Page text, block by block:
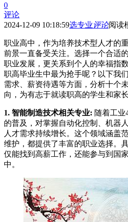
0
评论
2024-12-09 10:18:59选专业评论阅读
职业高中，作为培养技术型人才的
前景一直备受关注。选择一个合适
职业发展，更关系到个人的幸福指
职高毕业生中最为抢手呢？以下我
需求、薪资待遇等方面，分析十个
向，为有志于就读职高的学生和家
1. 智能制造技术相关专业: 随着工业
的普及，对掌握自动化控制、机器
人才需求持续增长。这个领域涵盖
维护，都提供了丰富的职业选择。
仅能找到高薪工作，还能参与到国
中。